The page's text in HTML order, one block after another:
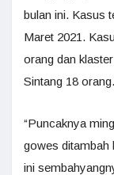
bulan ini. Kasus
Maret 2021.
orang dan
Sintang 18 orang.
“Puncaknya
gowes ditambah
ini